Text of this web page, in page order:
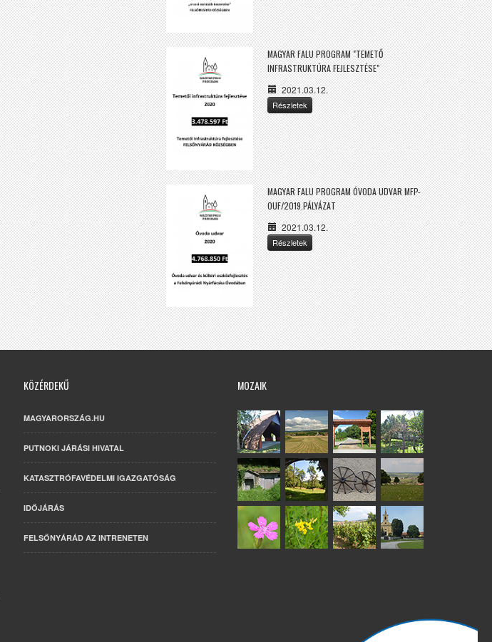
MAGYAR FALU PROGRAM "TEMETŐ
INFRASTRUKTÚRA FEJLESZTÉSE"
2021.03.12.
Részletek
MAGYAR FALU PROGRAM ÓVODA UDVAR MFP-
OUF/2019.PÁLYÁZAT
2021.03.12.
Részletek
KÖZÉRDEKŰ
MAGYARORSZÁG.HU
PUTNOKI JÁRÁSI HIVATAL
KATASZTRÓFAVÉDELMI IGAZGATÓSÁG
IDŐJÁRÁS
FELSŐNYÁRÁD AZ INTRENETEN
MOZAIK